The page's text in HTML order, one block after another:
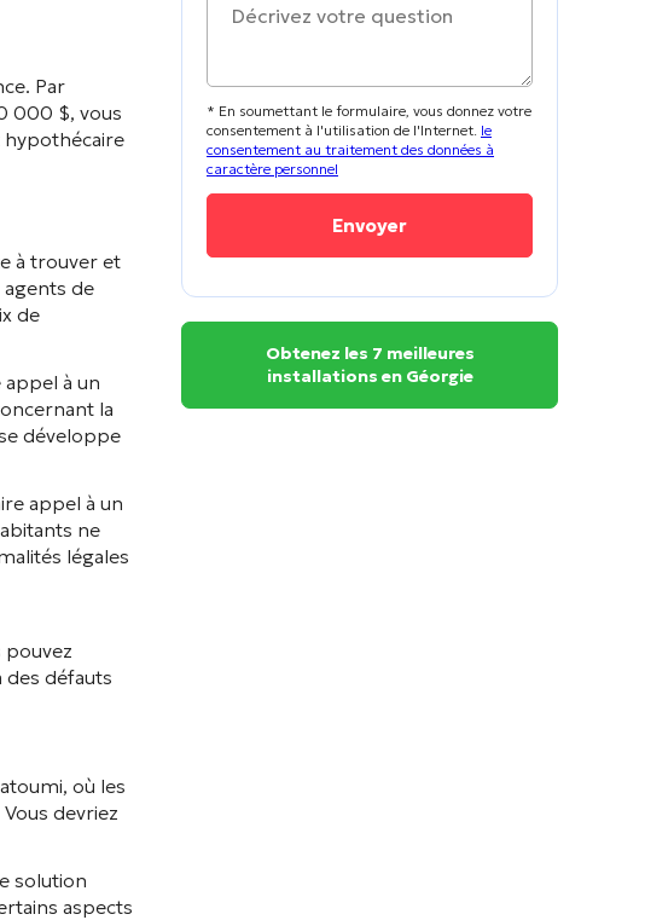
Par
000 $, vous
hypothécaire
à trouver et
de
de
à un
la
développe
appel à un
ne
légales
pouvez
des défauts
où les
devriez
solution
aspects
* En soumettant le formulaire, vous donnez votre
consentement à l'utilisation de l'Internet. le
consentement au traitement des données à
caractère personnel
Obtenez les 7 meilleures
installations en Géorgie